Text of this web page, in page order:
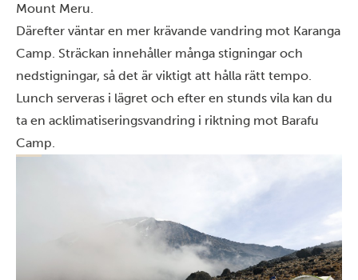
Mount Meru.
Därefter väntar en mer krävande vandring mot Karanga
Camp. Sträckan innehåller många stigningar och
nedstigningar, så det är viktigt att hålla rätt tempo.
Lunch serveras i lägret och efter en stunds vila kan du
ta en acklimatiseringsvandring i riktning mot Barafu
Camp.